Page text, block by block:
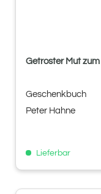
Getroster Mut
Geschenkbuch
Peter Hahne
Lieferbar